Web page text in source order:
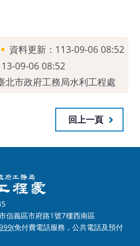
資料更新：113-09-06 08:52
09-06 08:52
北市政府工務局水利工程處
回上一頁
信義區市府路1號7樓西南區
(免付費電話服務，公共電話及預付